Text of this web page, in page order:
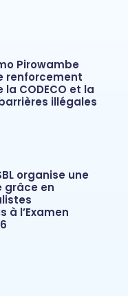
Pirowambe
renforcement
CODECO et la
illégales
organise une
grâce en
à l’Examen